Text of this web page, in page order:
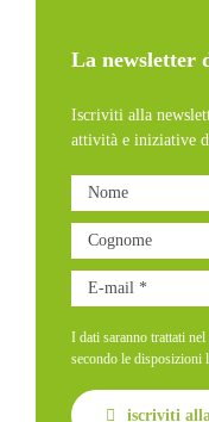
La newsletter
Iscriviti alla
attività e iniziative
I dati saranno trattati
secondo le disposizioni
iscriviti